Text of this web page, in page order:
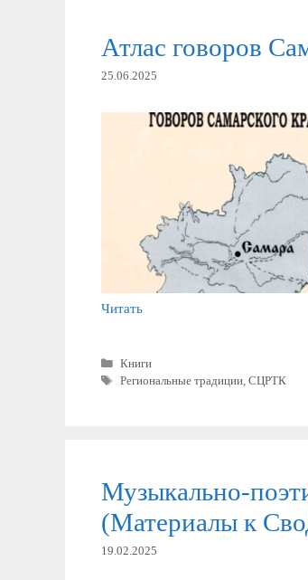
Атлас говоров
25.06.2025
Читать
Рубрики
Книги
Метки
Региональные традиции, СЦРТК
Музыкально-
(Материалы к
19.02.2025